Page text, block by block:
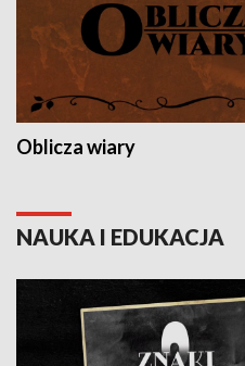
Oblicza wiary
NAUKA I EDUKACJA